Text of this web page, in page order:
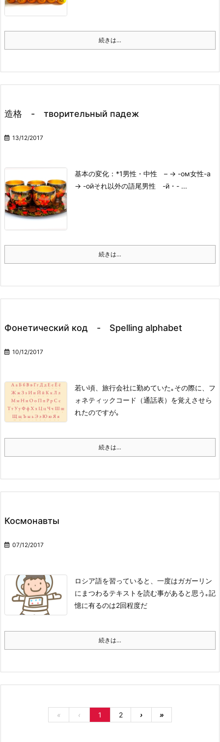
続きは…
造格 - творительный падеж
13/12/2017
基本の変化：*1男性・中性 – → -ом女性-а
→ -ойそれ以外の語尾男性 -й・- ...
続きは…
Фонетический код - Spelling alphabet
10/12/2017
若い頃、旅行会社に勤めていた｡その際に、フ
ォネティックコード（通話表）を覚えさせら
れたのですが｡
続きは…
Космонавты
07/12/2017
ロシア語を習っていると、一度はガガーリン
にまつわるテキストを読む事があると思う｡記
憶に有るのは2回程度だ
続きは…
« ‹ 1 2 › »